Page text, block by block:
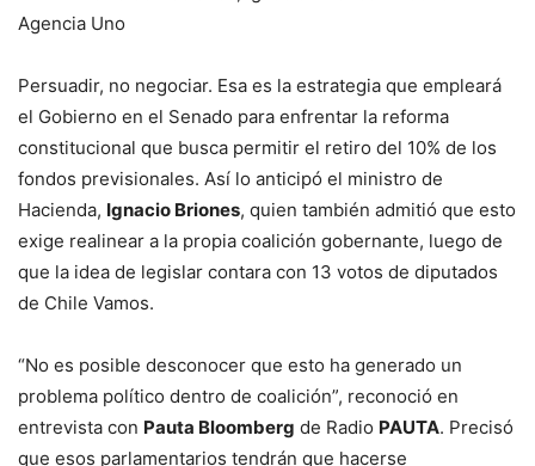
Persuadir, no negociar. Esa es la estrategia que empleará
el Gobierno en el Senado para enfrentar la reforma
constitucional que busca permitir el retiro del 10% de los
fondos previsionales. Así lo anticipó el ministro de
Hacienda, Ignacio Briones, quien también admitió que esto
exige realinear a la propia coalición gobernante, luego de
que la idea de legislar contara con 13 votos de diputados
de Chile Vamos.
“No es posible desconocer que esto ha generado un
problema político dentro de coalición”, reconoció en
entrevista con Pauta Bloomberg de Radio PAUTA. Precisó
que esos parlamentarios tendrán que hacerse